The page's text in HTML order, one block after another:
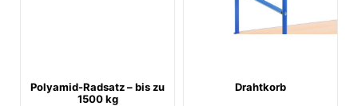
Polyamid-Radsatz – bis zu
1500 kg
Drahtkorb